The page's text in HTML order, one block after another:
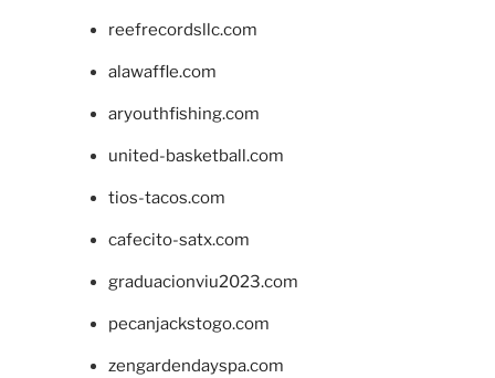
reefrecordsllc.com
alawaffle.com
aryouthfishing.com
united-basketball.com
tios-tacos.com
cafecito-satx.com
graduacionviu2023.com
pecanjackstogo.com
zengardendayspa.com